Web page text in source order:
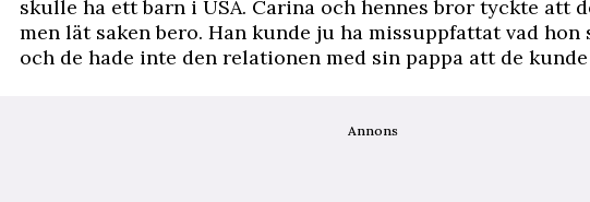
skulle ha ett barn i USA. Carina och hennes bror tyckte att
men lät saken bero. Han kunde ju ha missuppfattat vad hon
och de hade inte den relationen med sin pappa att de
Annons